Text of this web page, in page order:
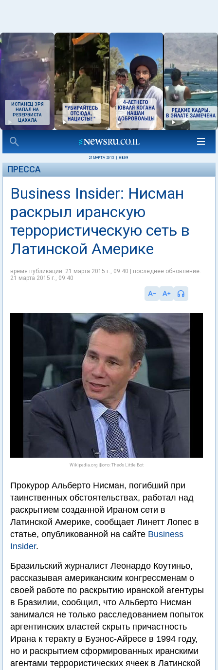
ИСПАНЕЦ ЗРЯ
НАПАЛ НА
РЕЗЕРВИСТА
ЦАХАЛА
21 МАРТА 2015 08:09
ПРЕССА
Business Insider: Нисман
раскрыл иранскую
террористическую сеть в
Латинской Америке
время публикации: 21 марта 2015 г., 09:40 | последнее обновление:
21 марта 2015 г., 09:40
Wikipedia.org Фото: Theo's Little Bot
Прокурор Альберто Нисман, погибший при
таинственных обстоятельствах, работал над
раскрытием созданной Ираном сети в
Латинской Америке, сообщает Линетт Лопес в
статье, опубликованной на сайте Business
Insider.
Бразильский журналист Леонардо Коутиньо,
рассказывая американским конгрессменам о
своей работе по раскрытию иранской агентуры
в Бразилии, сообщил, что Альберто Нисман
занимался не только расследованием попыток
аргентинских властей скрыть причастность
Ирана к теракту в Буэнос-Айресе в 1994 году,
но и раскрытием сформированных иранскими
агентами террористических ячеек в Латинской